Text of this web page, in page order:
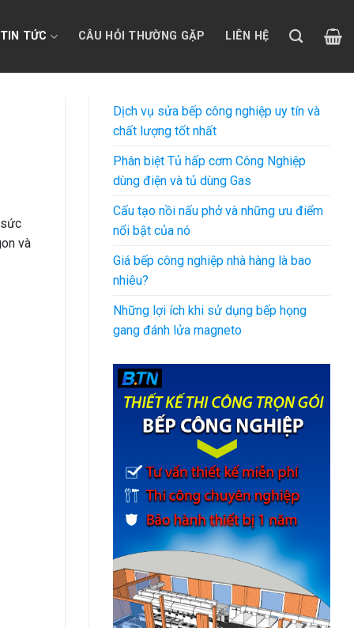
TIN TỨC CÂU HỎI THƯỜNG GẶP LIÊN HỆ
và
Dịch vụ sửa bếp công nghiệp uy tín và
chất lượng tốt nhất
Phân biệt Tủ hấp cơm Công Nghiệp
dùng điện và tủ dùng Gas
Cấu tạo nồi nấu phở và những ưu điểm
nổi bật của nó
Giá bếp công nghiệp nhà hàng là bao
nhiêu?
Những lợi ích khi sử dụng bếp họng
gang đánh lửa magneto